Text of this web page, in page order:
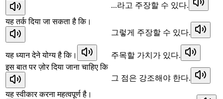
...라고 주장할 수 있다.
यह तर्क दिया जा सकता है कि।
그렇게 주장할 수 있다.
यह ध्यान देने योग्य है कि।
주목할 가치가 있다.
इस बात पर ज़ोर दिया जाना चाहिए कि
그 점은 강조해야 한다.
यह स्वीकार करना महत्वपूर्ण है।